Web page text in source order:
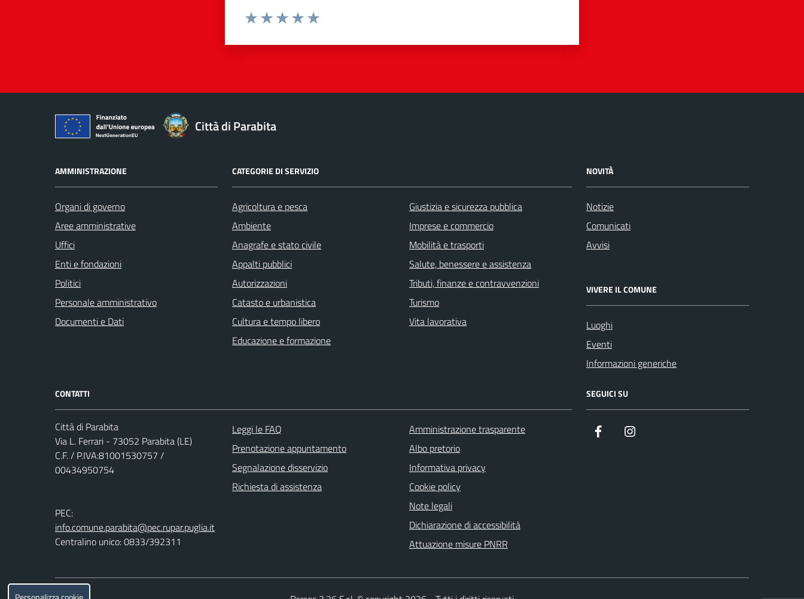
Valuta da 1 a 5 stelle la pagina
Città di Parabita
AMMINISTRAZIONE
Organi di governo
Aree amministrative
Uffici
Enti e fondazioni
Politici
Personale amministrativo
Documenti e Dati
CATEGORIE DI SERVIZIO
Agricoltura e pesca
Ambiente
Anagrafe e stato civile
Appalti pubblici
Autorizzazioni
Catasto e urbanistica
Cultura e tempo libero
Educazione e formazione
Giustizia e sicurezza pubblica
Imprese e commercio
Mobilità e trasporti
Salute, benessere e assistenza
Tributi, finanze e contravvenzioni
Turismo
Vita lavorativa
NOVITÀ
Notizie
Comunicati
Avvisi
VIVERE IL COMUNE
Luoghi
Eventi
Informazioni generiche
CONTATTI
Città di Parabita
Via L. Ferrari - 73052 Parabita (LE)
C.F. / P.IVA:81001530757 /
00434950754
PEC:
info.comune.parabita@pec.rupar.puglia.it
Centralino unico: 0833/392311
Leggi le FAQ
Prenotazione appuntamento
Segnalazione disservizio
Richiesta di assistenza
Amministrazione trasparente
Albo pretorio
Informativa privacy
Cookie policy
Note legali
Dichiarazione di accessibilità
Attuazione misure PNRR
SEGUICI SU
Facebook